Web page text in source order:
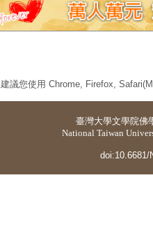
建議您使用 Chrome, Firefox,
臺灣大學文學院佛
National Taiwan
doi:10.6681/